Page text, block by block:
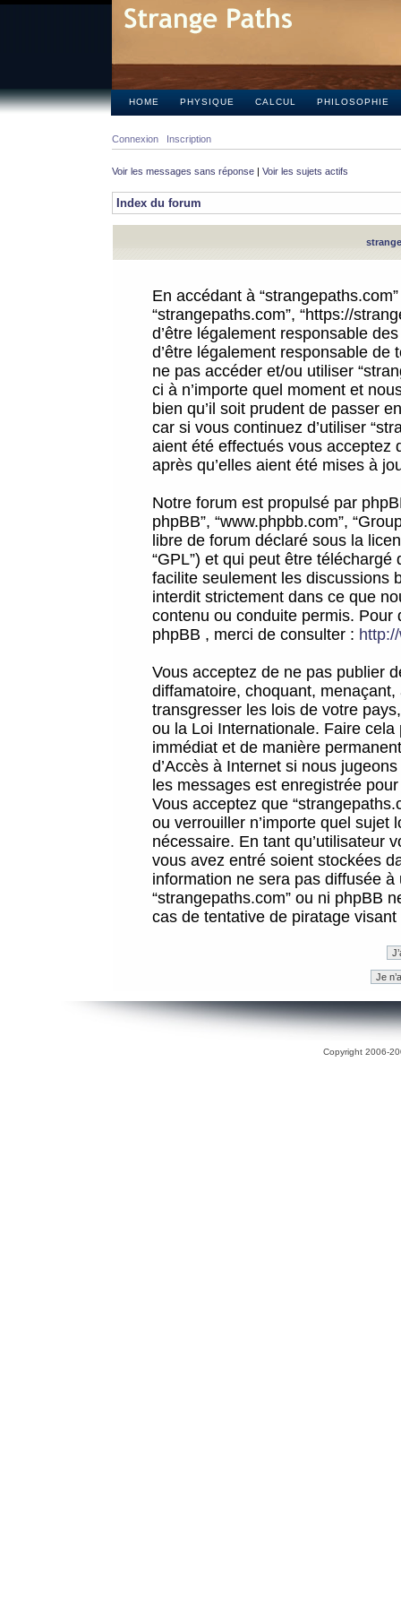
HOME PHYSIQUE CALCUL PHILOSOPHIE
Connexion Inscription
Voir les messages sans réponse | Voir les sujets actifs
Index du forum
En accédant à
“strangepaths.com”, “https://
d’être légalement responsable
d’être légalement responsable
ne pas accéder et/ou utiliser
ci à n’importe quel moment et
bien qu’il soit prudent de passer
car si vous continuez d’utiliser
aient été effectués vous acceptez
après qu’elles aient été mises à
Notre forum est propulsé par
phpBB”, “www.phpbb.com”,
libre de forum déclaré sous la
“GPL”) et qui peut être téléchargé
facilite seulement les discussions
interdit strictement dans ce que
contenu ou conduite permis.
phpBB , merci de consulter :
Vous acceptez de ne pas publier
diffamatoire, choquant,
transgresser les lois de votre
ou la Loi Internationale. Faire
immédiat et de manière
d’Accès à Internet si nous
les messages est enregistrée
Vous acceptez que
ou verrouiller n’importe quel sujet
nécessaire. En tant qu’utilisateur
vous avez entré soient stockées
information ne sera pas diffusée
“strangepaths.com” ou ni phpBB
cas de tentative de piratage
Copyright 2006-